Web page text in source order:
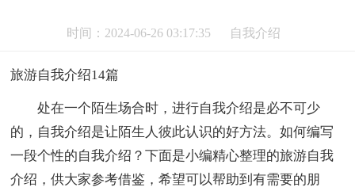
时间：2024-06-26 03:17:35 自我介绍
旅游自我介绍14篇
处在一个陌生场合时，进行自我介绍是必不可少
的，自我介绍是让陌生人彼此认识的好方法。如何编写
一段个性的自我介绍？下面是小编精心整理的旅游自我
介绍，供大家参考借鉴，希望可以帮助到有需要的朋